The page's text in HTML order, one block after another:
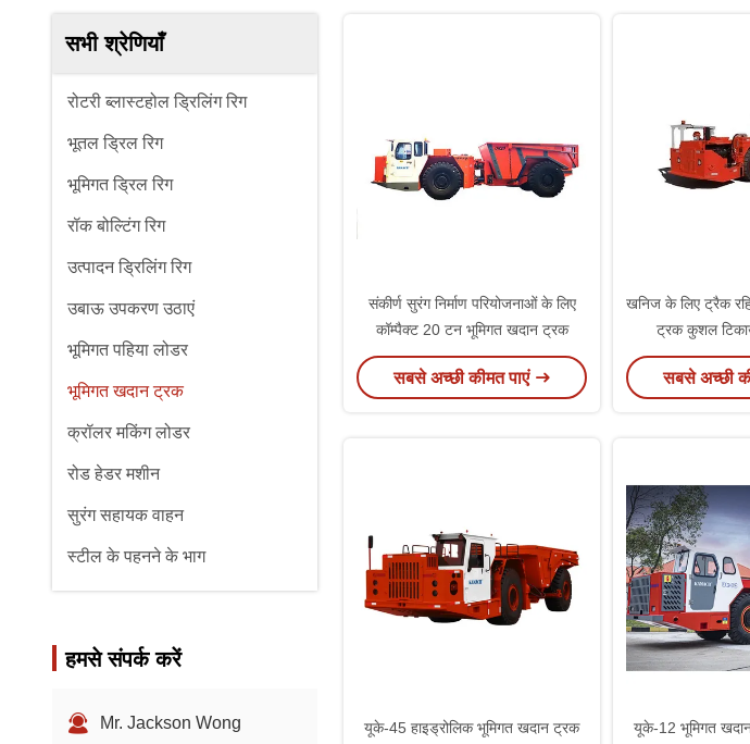
सभी श्रेणियाँ
रोटरी ब्लास्टहोल ड्रिलिंग रिग
भूतल ड्रिल रिग
भूमिगत ड्रिल रिग
रॉक बोल्टिंग रिग
उत्पादन ड्रिलिंग रिग
उबाऊ उपकरण उठाएं
भूमिगत पहिया लोडर
भूमिगत खदान ट्रक
क्रॉलर मकिंग लोडर
रोड हेडर मशीन
सुरंग सहायक वाहन
स्टील के पहनने के भाग
हमसे संपर्क करें
Mr. Jackson Wong
संकीर्ण सुरंग निर्माण परियोजनाओं के लिए
कॉम्पैक्ट 20 टन भूमिगत खदान ट्रक
सबसे अच्छी कीमत पाएं
खनिज के लिए ट्रैक
ट्रक कुशल
सबसे अच्छी
यूके-45 हाइड्रोलिक भूमिगत खदान ट्रक
यूके-12 भूमिगत